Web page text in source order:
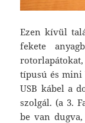
Ezen kívül
fekete
típusú és mini
USB kábel a
szolgál. (a 3.
be van